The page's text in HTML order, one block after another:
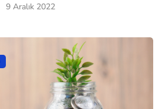
9 Aralık 2022